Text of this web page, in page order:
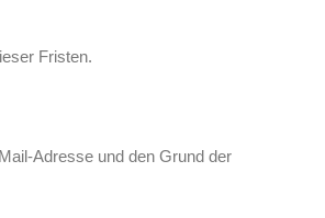
Fristen.
Adresse und den Grund der